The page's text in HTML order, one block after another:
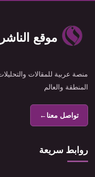
موقع الناشر
منصة عربية للمقالات
المنطقة والعالم
تواصل معنا←
روابط سريعة